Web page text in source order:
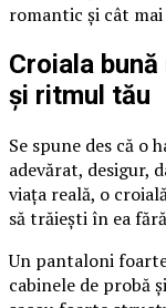
romantic și cât mai
Croiala
și ritmul tău
Se spune des că o
adevărat, desigur,
viața reală, o
să trăiești în ea
Un pantaloni
cabinele de probă